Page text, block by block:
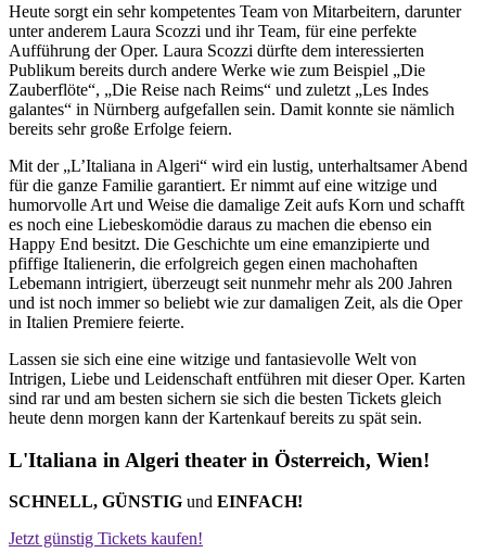
Heute sorgt ein sehr kompetentes Team von Mitarbeitern, darunter
unter anderem Laura Scozzi und ihr Team, für eine perfekte
Aufführung der Oper. Laura Scozzi dürfte dem interessierten
Publikum bereits durch andere Werke wie zum Beispiel „Die
Zauberflöte“, „Die Reise nach Reims“ und zuletzt „Les Indes
galantes“ in Nürnberg aufgefallen sein. Damit konnte sie nämlich
bereits sehr große Erfolge feiern.
Mit der „L’Italiana in Algeri“ wird ein lustig, unterhaltsamer Abend
für die ganze Familie garantiert. Er nimmt auf eine witzige und
humorvolle Art und Weise die damalige Zeit aufs Korn und schafft
es noch eine Liebeskomödie daraus zu machen die ebenso ein
Happy End besitzt. Die Geschichte um eine emanzipierte und
pfiffige Italienerin, die erfolgreich gegen einen machohaften
Lebemann intrigiert, überzeugt seit nunmehr mehr als 200 Jahren
und ist noch immer so beliebt wie zur damaligen Zeit, als die Oper
in Italien Premiere feierte.
Lassen sie sich eine eine witzige und fantasievolle Welt von
Intrigen, Liebe und Leidenschaft entführen mit dieser Oper. Karten
sind rar und am besten sichern sie sich die besten Tickets gleich
heute denn morgen kann der Kartenkauf bereits zu spät sein.
L'Italiana in Algeri theater in Österreich, Wien!
SCHNELL, GÜNSTIG und EINFACH!
Jetzt günstig Tickets kaufen!